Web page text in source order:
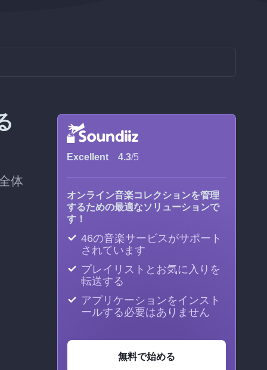
体
Excellent 4.3/5
オンライン音楽コレクションを管理
するための最適なソリューションで
す！
46の音楽サービスがサポート
されています
プレイリストとお気に入りを
転送する
アプリケーションをインスト
ールする必要はありません
無料で始める